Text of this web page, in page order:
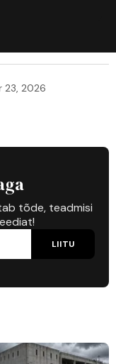
23, 2026
tõde, teadmisi
LIITU